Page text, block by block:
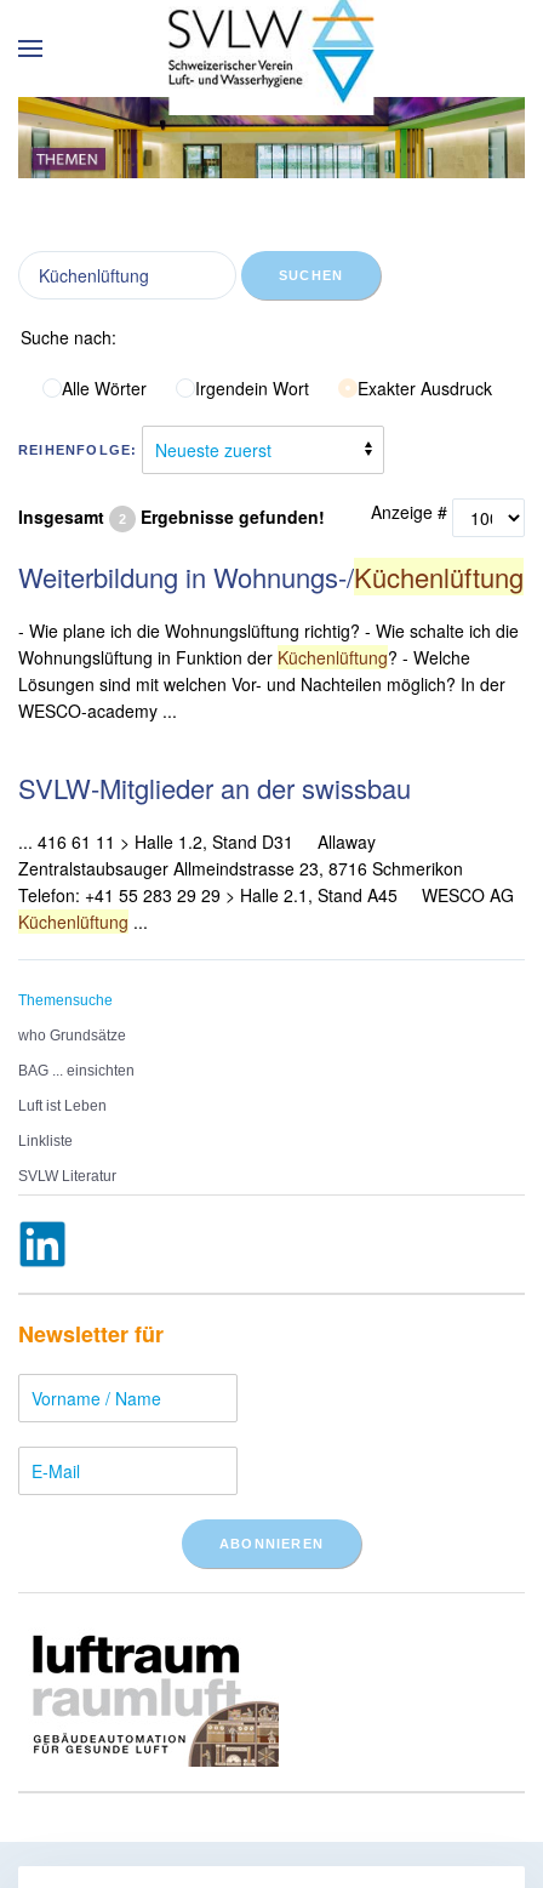
SUCHEN
Suche nach:
Alle Wörter Irgendein Wort Exakter Ausdruck
REIHENFOLGE:
Insgesamt 2 Ergebnisse gefunden! Anzeige #
Weiterbildung in Wohnungs-/Küchenlüftung
- Wie plane ich die Wohnungslüftung richtig? - Wie schalte ich die
Wohnungslüftung in Funktion der Küchenlüftung? - Welche
Lösungen sind mit welchen Vor- und Nachteilen möglich? In der
WESCO-academy ...
SVLW-Mitglieder an der swissbau
... 416 61 11 > Halle 1.2, Stand D31 Allaway
Zentralstaubsauger Allmeindstrasse 23, 8716 Schmerikon
Telefon: +41 55 283 29 29 > Halle 2.1, Stand A45 WESCO AG
Küchenlüftung ...
Themensuche
who Grundsätze
BAG ... einsichten
Luft ist Leben
Linkliste
SVLW Literatur
Newsletter für